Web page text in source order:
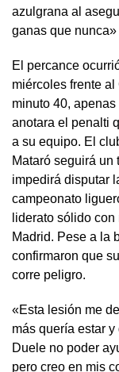
azulgrana al
ganas que
El percance
miércoles frente
minuto 40,
anotara el penalti
a su equipo. El
Mataró seguirá un
impedirá disputar
campeonato
liderato sólido
Madrid. Pese a la
confirmaron que
corre peligro.
«Esta lesión me
más quería estar
Duele no poder
pero creo en mis